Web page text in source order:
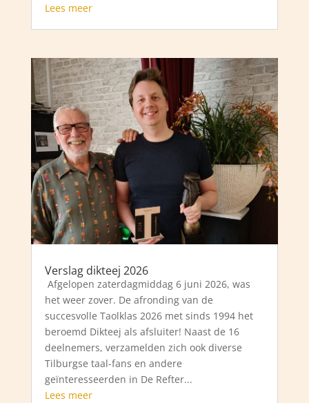
Lees meer
Verslag dikteej 2026
Afgelopen zaterdagmiddag 6 juni 2026, was
het weer zover. De afronding van de
succesvolle Taolklas 2026 met sinds 1994 het
beroemd Dikteej als afsluiter! Naast de 16
deelnemers, verzamelden zich ook diverse
Tilburgse taal-fans en andere
geïnteresseerden in De Refter...
Lees meer